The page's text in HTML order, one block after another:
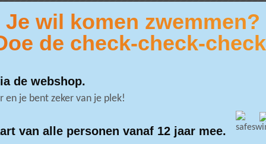
Je wil komen zwemmen?
de check-check-
de webshop.
en je bent zeker van je plek!
van alle personen vanaf 12 jaar mee.
beschik je niet over een herroepingsrecht.
Algemene
januari